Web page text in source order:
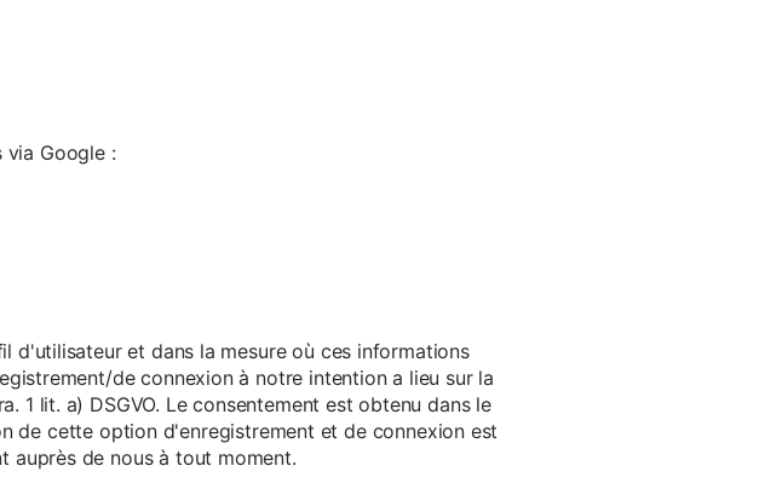
via Google :
d'utilisateur et dans la mesure où ces informations
de connexion à notre intention a lieu sur la
1 lit. a) DSGVO. Le consentement est obtenu dans le
de cette option d'enregistrement et de connexion est
auprès de nous à tout moment.